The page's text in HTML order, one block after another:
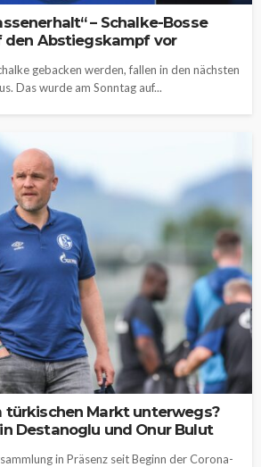
– Schalke-Bosse
den Abstiegskampf vor
gebacken werden, fallen in den nächsten
Das wurde am Sonntag auf...
türkischen Markt unterwegs?
Destanoglu und Onur Bulut
in Präsenz seit Beginn der Corona-